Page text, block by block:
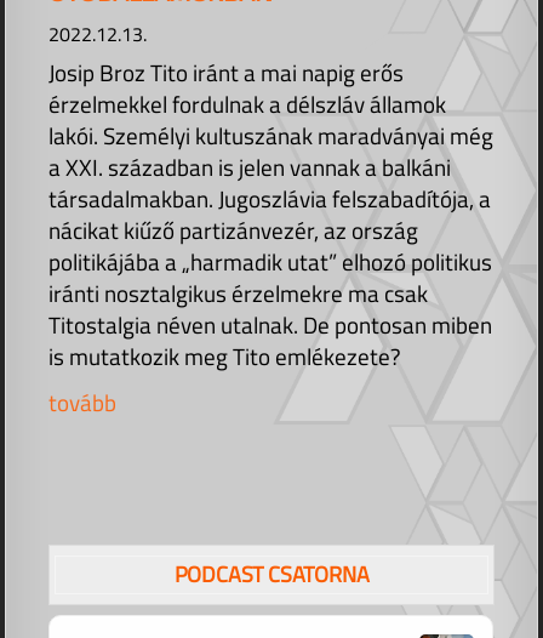
2022.12.13.
Josip Broz Tito iránt a mai napig erős
érzelmekkel fordulnak a délszláv államok
lakói. Személyi kultuszának maradványai még
a XXI. században is jelen vannak a balkáni
társadalmakban. Jugoszlávia felszabadítója, a
nácikat kiűző partizánvezér, az ország
politikájába a „harmadik utat” elhozó politikus
iránti nosztalgikus érzelmekre ma csak
Titostalgia néven utalnak. De pontosan miben
is mutatkozik meg Tito emlékezete?
tovább
PODCAST CSATORNA